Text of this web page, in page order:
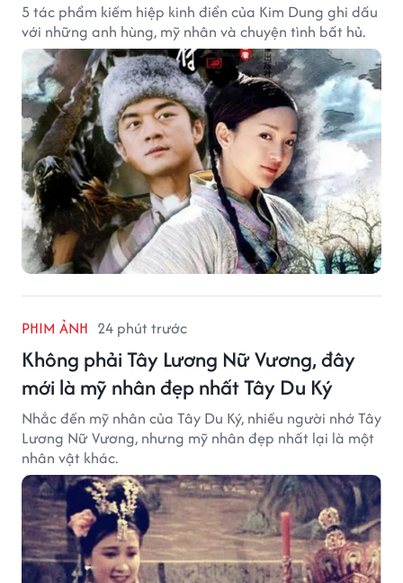
5 tác phẩm kiếm hiệp kinh điển của Kim Dung ghi dấu
với những anh hùng, mỹ nhân và chuyện tình bất hủ.
PHIM ẢNH 24 phút trước
Không phải Tây Lương Nữ Vương, đây
mới là mỹ nhân đẹp nhất Tây Du Ký
Nhắc đến mỹ nhân của Tây Du Ký, nhiều người nhớ Tây
Lương Nữ Vương, nhưng mỹ nhân đẹp nhất lại là một
nhân vật khác.